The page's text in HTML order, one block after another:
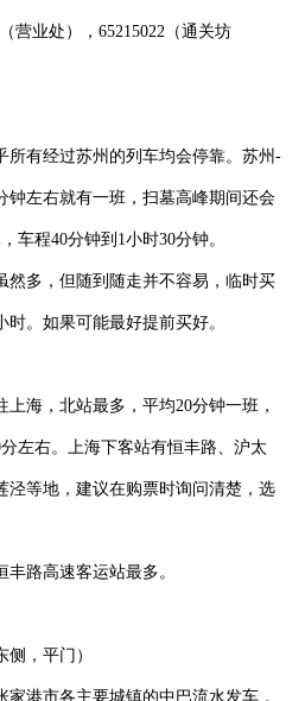
营业处）， 65215022 （通关坊
所有经过苏州的列车均会停靠。苏州 -
钟左右就有一班，扫墓高峰期间还会
车程40分钟到 1 小时30分钟。
然多，但随到随走并不容易，临时买
。如果可能最好提前买好。
上海，北站最多，平均20分钟一班，
分左右。上海下客站有恒丰路、沪太
泾等地，建议在购票时询问清楚，选
丰路高速客运站最多。
侧，平门）
港市各主要城镇的中巴流水发车，